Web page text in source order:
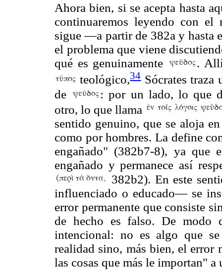
Ahora bien, si se acepta hasta
continuaremos leyendo con
sigue —a partir de 382a y
el problema que viene
qué es genuinamente
.
teológico,34Sócrates traza
de
: por un lado, lo que
otro, lo que llama
sentido genuino, que se aloja
como por hombres. La define
engañado" (382b7-8), ya que
engañado y permanece así
382b2). En este
influenciado o educado— se
error permanente que consiste
de hecho es falso. De modo
intencional: no es algo que
realidad sino, más bien, el error
las cosas que más le importan"